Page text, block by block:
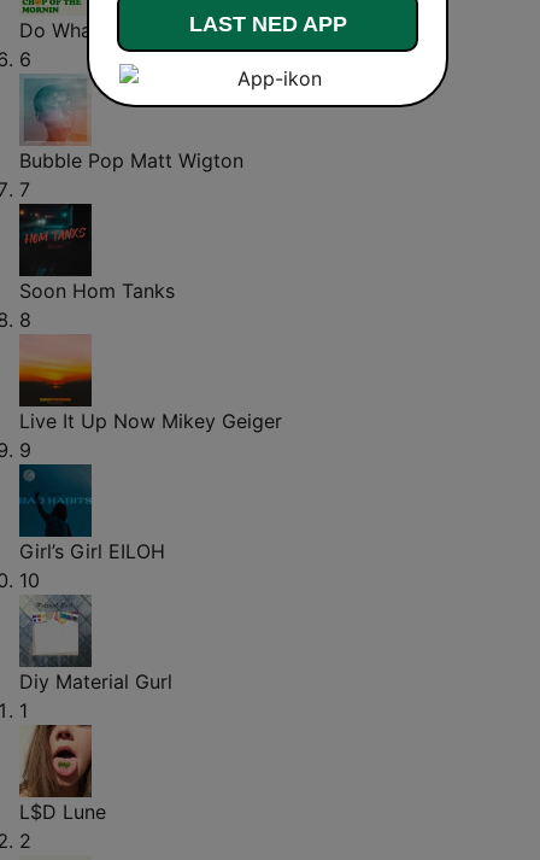
Do What You Want Mikey Geiger
6
Bubble Pop Matt Wigton
7
Soon Hom Tanks
8
Live It Up Now Mikey Geiger
9
Girl’s Girl EILOH
10
Diy Material Gurl
1
L$D Lune
2
LAST NED APP